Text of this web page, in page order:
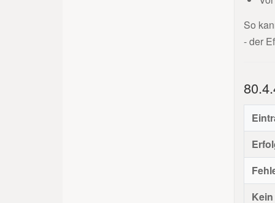
So
- der